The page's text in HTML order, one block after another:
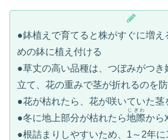
●鉢植えで育てると株がすぐに増え
めの鉢に植え付ける
●草丈の高い品種は、つぼみがつき
立て、花の重みで茎が折れるのを
●花が枯れたら、花が咲いていた茎
●冬に地上部分が枯れたら地際
じぎわ
から
●根詰まりしやすいため、1～2年